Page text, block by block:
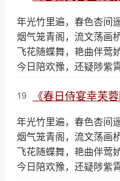
年光竹里遍，春色杏间遥
烟气笼青阁，流文荡画桥
飞花随蝶舞，艳曲伴莺娇
今日陪欢豫，还疑陟紫霄
19 《春日侍宴幸芙
年光竹里遍，春色杏间遥
烟气笼青阁，流文荡画桥
飞花随蝶舞，艳曲伴莺娇
今日陪欢豫，还疑陟紫霄